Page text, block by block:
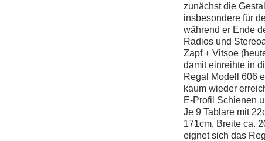
zunächst die
insbesondere für
während er Ende
Radios und
Zapf + Vitsoe
damit einreihte in
Regal Modell 606
kaum wieder
E-Profil Schienen
Je 9 Tablare mit
171cm, Breite ca.
eignet sich das